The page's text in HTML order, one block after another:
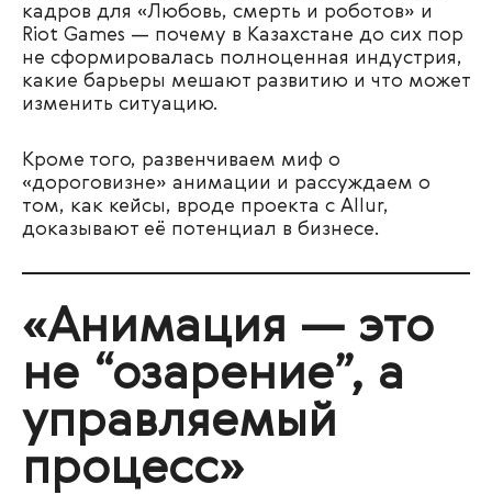
кадров для «Любовь, смерть и роботов» и
Riot Games — почему в Казахстане до сих пор
не сформировалась полноценная индустрия,
какие барьеры мешают развитию и что может
изменить ситуацию.
Кроме того, развенчиваем миф о
«дороговизне» анимации и рассуждаем о
том, как кейсы, вроде проекта с Allur,
доказывают её потенциал в бизнесе.
«Анимация — это
не “озарение”, а
управляемый
процесс»